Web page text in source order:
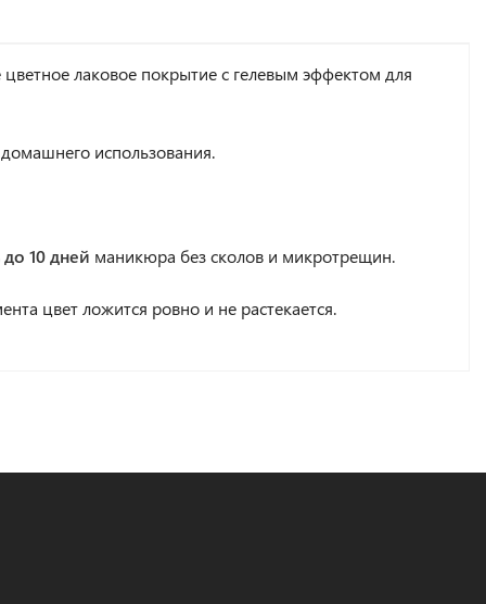
цветное лаковое покрытие с гелевым эффектом для
использования.
10 дней маникюра без сколов и микротрещин.
цвет ложится ровно и не растекается.